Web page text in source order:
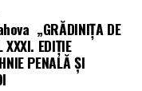
„GRĂDINIȚA DE
XXXI. EDIȚIE
PENALĂ ȘI